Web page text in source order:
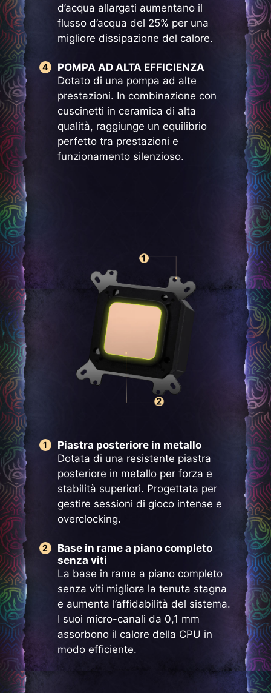
d’acqua allargati aumentano il
flusso d’acqua del 25% per una
migliore dissipazione del calore.
POMPA AD ALTA EFFICIENZA
Dotato di una pompa ad alte
prestazioni. In combinazione con
cuscinetti in ceramica di alta
qualità, raggiunge un equilibrio
perfetto tra prestazioni e
funzionamento silenzioso.
Piastra posteriore in metallo
Dotata di una resistente piastra
posteriore in metallo per forza e
stabilità superiori. Progettata per
gestire sessioni di gioco intense e
overclocking.
Base in rame a piano completo
senza viti
La base in rame a piano completo
senza viti migliora la tenuta stagna
e aumenta l’affidabilità del sistema.
I suoi micro-canali da 0,1 mm
assorbono il calore della CPU in
modo efficiente.